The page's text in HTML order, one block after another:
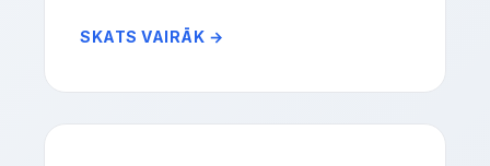
SKATS VAIRĀK →